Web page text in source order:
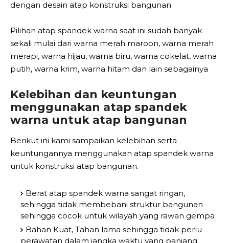
dengan desain atap konstruksi bangunan
Pilihan atap spandek warna saat ini sudah banyak
sekali mulai dari warna merah maroon, warna merah
merapi, warna hijau, warna biru, warna cokelat, warna
putih, warna krim, warna hitam dan lain sebagainya
Kelebihan dan keuntungan
menggunakan atap spandek
warna untuk atap bangunan
Berikut ini kami sampaikan kelebihan serta
keuntungannya menggunakan atap spandek warna
untuk konstruksi atap bangunan.
Berat atap spandek warna sangat ringan,
sehingga tidak membebani struktur bangunan
sehingga cocok untuk wilayah yang rawan gempa
Bahan Kuat, Tahan lama sehingga tidak perlu
perawatan dalam jangka waktu yang panjang